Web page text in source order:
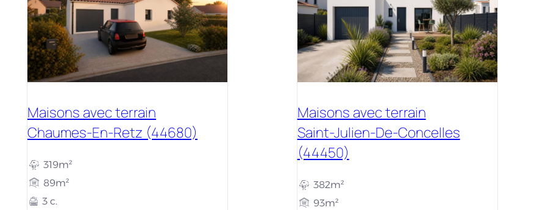
Maisons avec terrain
Chaumes-En-Retz (44680)
319m²
89m²
3 c.
Maisons avec terrain
Saint-Julien-De-Concelles
(44450)
382m²
93m²